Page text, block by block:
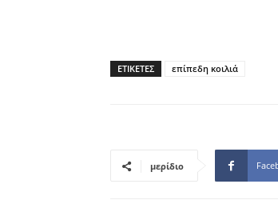
ΕΤΙΚΕΤΕΣ επίπεδη κοιλιά
μερίδιο